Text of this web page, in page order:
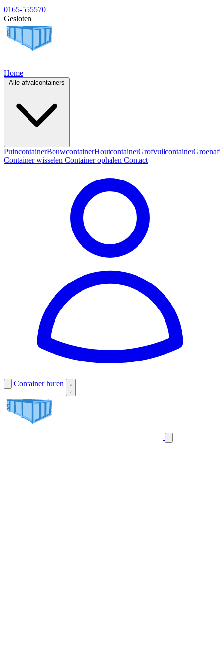
0165-555570
Gesloten
Home
PuincontainerBouwcontainerHoutcontainerGrofvuilcontainer
Container wisselen Container ophalen Contact
Container huren